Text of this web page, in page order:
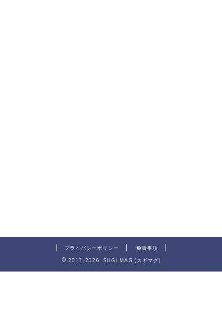
プライバシーポリシー
免責事項
2013–2026 SUGI MAG (スギマグ)